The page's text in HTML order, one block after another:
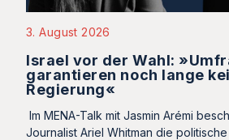
3. August 2026
Israel vor der Wahl:
garantieren noch lange
Regierung«
Im MENA-Talk mit Jasmin Arémi
Journalist Ariel Whitman die